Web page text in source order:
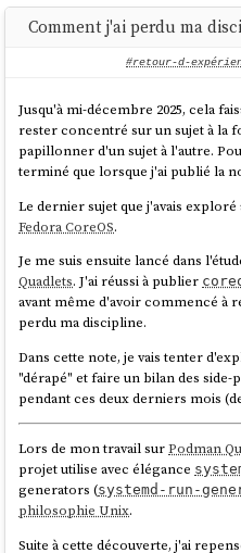
Comment j'ai perdu ma
#retour-d-
Jusqu'à mi-décembre 2025, cela
rester concentré sur un sujet à la
papillonner d'un sujet à l'autre.
terminé que lorsque j'ai publié la
Le dernier sujet que j'avais exploré
Fedora CoreOS.
Je me suis ensuite lancé dans
Quadlets. J'ai réussi à publier
avant même d'avoir commencé à
perdu ma discipline.
Dans cette note, je vais tenter
"dérapé" et faire un bilan des
pendant ces deux derniers mois
Lors de mon travail surPodman
projet utilise avec élégance
generators (systemd-run-
philosophie Unix.
Suite à cette découverte, j'ai